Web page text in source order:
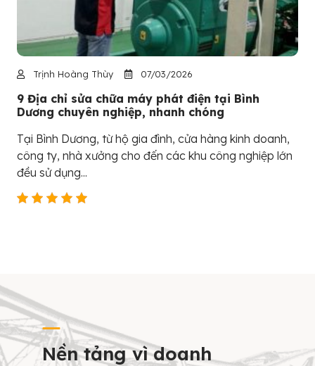
Trịnh Hoàng Thùy 07/03/2026
9 Địa chỉ sửa chữa máy phát điện tại Bình
Dương chuyên nghiệp, nhanh chóng
Tại Bình Dương, từ hộ gia đình, cửa hàng kinh doanh,
công ty, nhà xưởng cho đến các khu công nghiệp lớn
đều sử dụng...
Nền tảng vì doanh